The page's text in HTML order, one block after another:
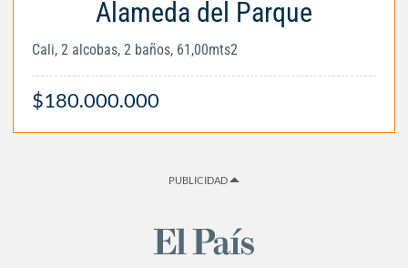
Alameda del Parque
Cali, 2 alcobas, 2 baños, 61,00mts2
$180.000.000
PUBLICIDAD